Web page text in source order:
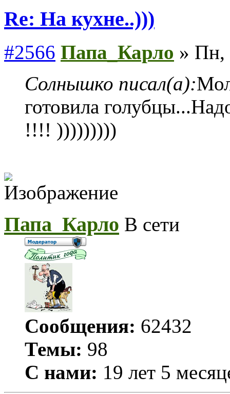
Re: На кухне..)))
#2566 Папа_Карло » Пн,
Солнышко писал(а):
готовила
!!!! )))))))))
Папа_Карло В сети
Сообщения: 62432
Темы: 98
С нами: 19 лет 5